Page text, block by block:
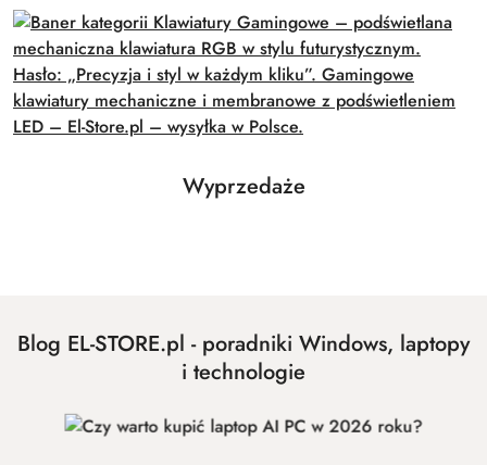
Pomiń karuzelę produktów
Produkty
Wyprzedaże
Blog EL-STORE.pl - poradniki Windows, laptopy
i technologie